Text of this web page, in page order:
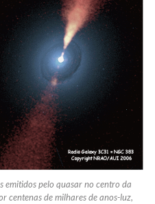
emitidos pelo quasar no centro da
centenas de milhares de anos-luz,